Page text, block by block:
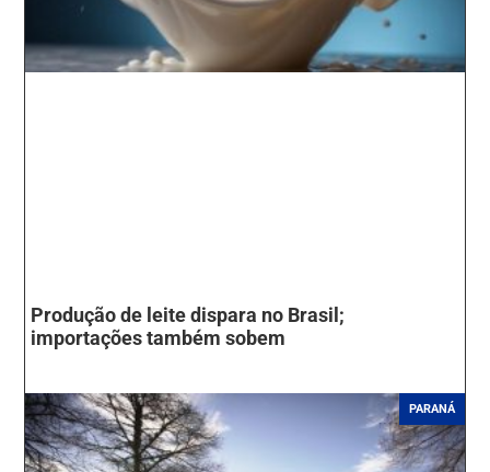
Produção de leite dispara no Brasil;
importações também sobem
PARANÁ